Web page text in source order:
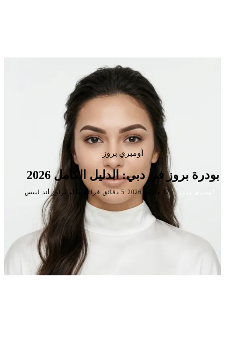
أومبري بروز
بودرة بروز في دبي: الدليل الكامل 2026
·17 مارس 2026 ·5 دقائق قراءة بقلم براوز أند ليبس